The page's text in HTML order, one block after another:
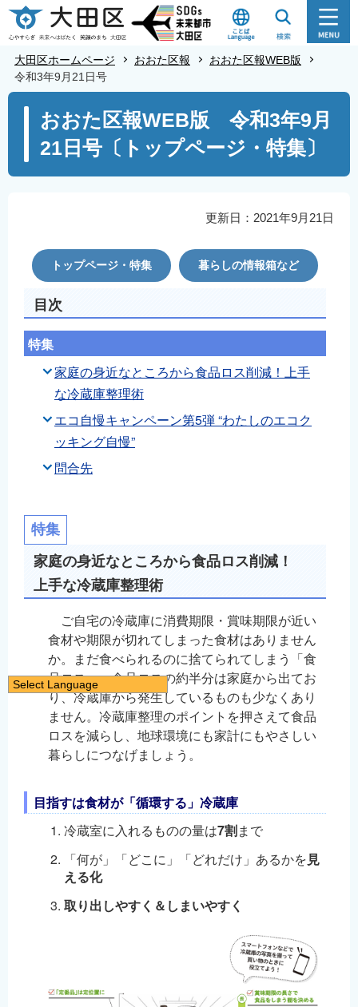
こ
の
ジ
大田区ホームページ おおた区報
おおた区報WEB版
令和3年9月21日号
おおた区報WEB版 令和3年9月
21日号〔トップページ・特集〕
更新日：2021年9月21日
トップページ・特集 暮らしの情報箱など
目次
特集
家庭の身近なところから食品ロス削減！上手
な冷蔵庫整理術
エコ自慢キャンペーン第5弾 “わたしのエコク
ッキング自慢”
問合先
特集
家庭の身近なところから食品ロス削減！
上手な冷蔵庫整理術
ご自宅の冷蔵庫に消費期限・賞味期限が近い
食材や期限が切れてしまった食材はありません
か。まだ食べられるのに捨てられてしまう「食
品ロス」。食品ロスの約半分は家庭から出てお
り、冷蔵庫から発生しているものも少なくあり
ません。冷蔵庫整理のポイントを押さえて食品
ロスを減らし、地球環境にも家計にもやさしい
暮らしにつなげましょう。
目指すは食材が「循環する」冷蔵庫
冷蔵室に入れるものの量は7割まで
「何が」「どこに」「どれだけ」あるかを見
える化
取り出しやすく＆しまいやすく
Select Language
English
简体中文
한국어
Filipino